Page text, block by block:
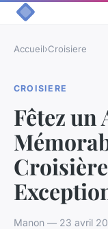
Accueil›Croisiere
CROISIERE
Fêtez
Manon — 23 avril